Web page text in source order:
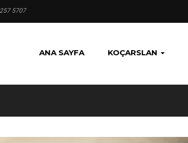
5707
ANA SAYFA KOÇARSLAN